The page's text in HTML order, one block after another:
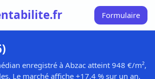
Formulaire
enregistré à Abzac atteint 948 €/m²,
Le marché affiche +17,4 % sur un an.